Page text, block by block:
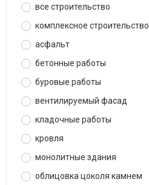
все строительство
комплексное строительство
асфальт
бетонные работы
буровые работы
вентилируемый фасад
кладочные работы
кровля
монолитные здания
облицовка цоколя камнем